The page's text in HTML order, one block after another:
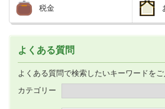
税金
よくある質問
よくある質問で検索したいキーワードをご
カテゴリー